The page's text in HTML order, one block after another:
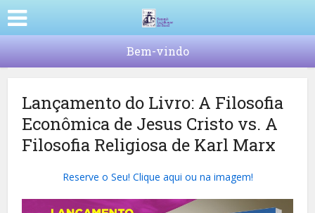
Bem-vindo
Lançamento do Livro: A Filosofia
Econômica de Jesus Cristo vs. A
Filosofia Religiosa de Karl Marx
Reserve o Seu! Clique aqui ou na imagem!